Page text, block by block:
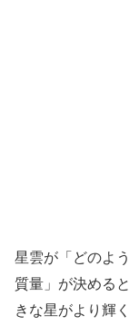
星雲が「どのよ
質量」が決める
きな星がより輝